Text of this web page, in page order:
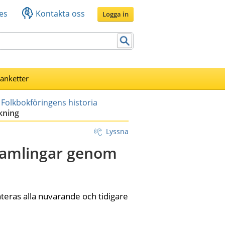
Kontakta oss Logga in
Folkbokföringens historia
Lyssna
genom
alla nuvarande och tidigare